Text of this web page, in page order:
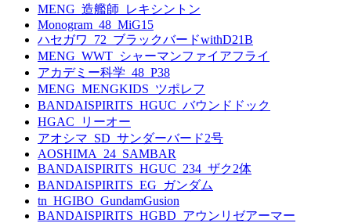
MENG_造艦師_レキシントン
Monogram_48_MiG15
ハセガワ_72_ブラックバードwithD21B
MENG_WWT_シャーマンファイアフライ
アカデミー科学_48_P38
MENG_MENGKIDS_ツポレフ
BANDAISPIRITS_HGUC_バウンドドック
HGAC_リーオー
アオシマ_SD_サンダーバード2号
AOSHIMA_24_SAMBAR
BANDAISPIRITS_HGUC_234_ザク2体
BANDAISPIRITS_EG_ガンダム
tn_HGIBO_GundamGusion
BANDAISPIRITS_HGBD_アウンリゼアーマー